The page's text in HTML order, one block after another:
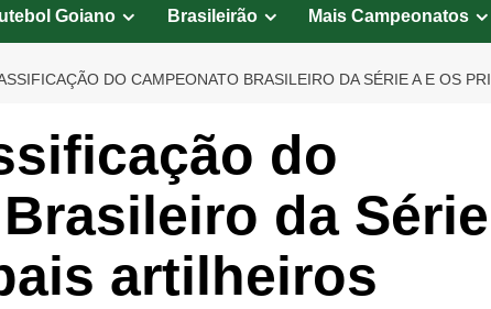
Goiano Brasileirão Mais Campeonatos
DO CAMPEONATO BRASILEIRO DA SÉRIE A E OS
do
da Série
artilheiros